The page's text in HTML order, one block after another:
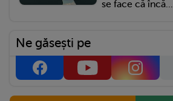
se face că încă...
Ne găsești pe